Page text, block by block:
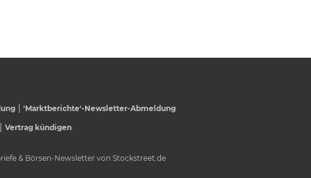
'Marktberichte'-Newsletter-Abmeldung
Vertrag kündigen
& Börsen-Newsletter von Stockstreet.de